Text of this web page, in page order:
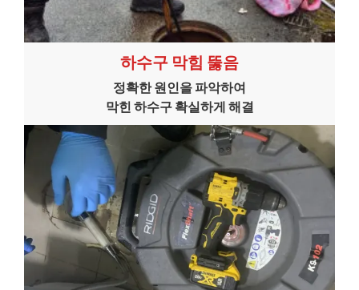
하수구 막힘 뚫음
정확한 원인을 파악하여
막힌 하수구 확실하게 해결